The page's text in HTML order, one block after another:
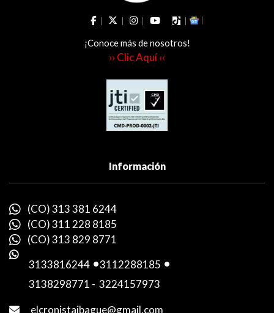
¡Conoce más de nosotros!
›› Clic Aquí ‹‹
Información
(CO) 313 381 6244
(CO) 311 228 8185
(CO) 313 829 8771
3133816244 -3112288185 -
3138298771 - 3224157973
elcronistaibague@gmail.com